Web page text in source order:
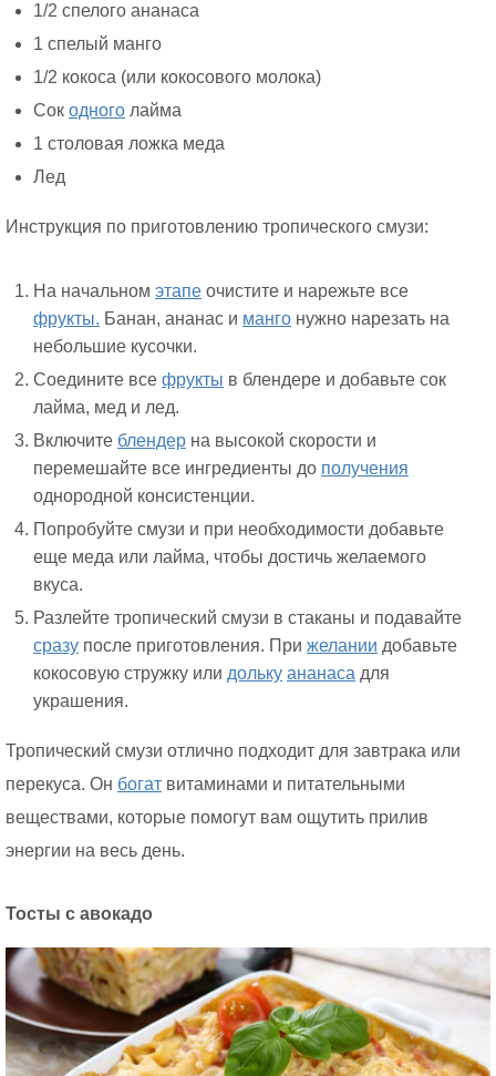
1/2 спелого ананаса
1 спелый манго
1/2 кокоса (или кокосового молока)
Сок одного лайма
1 столовая ложка меда
Лед
Инструкция по приготовлению тропического смузи:
На начальном этапе очистите и нарежьте все
фрукты. Банан, ананас и манго нужно нарезать на
небольшие кусочки.
Соедините все фрукты в блендере и добавьте сок
лайма, мед и лед.
Включите блендер на высокой скорости и
перемешайте все ингредиенты до получения
однородной консистенции.
Попробуйте смузи и при необходимости добавьте
еще меда или лайма, чтобы достичь желаемого
вкуса.
Разлейте тропический смузи в стаканы и подавайте
сразу после приготовления. При желании добавьте
кокосовую стружку или дольку ананаса для
украшения.
Тропический смузи отлично подходит для завтрака или
перекуса. Он богат витаминами и питательными
веществами, которые помогут вам ощутить прилив
энергии на весь день.
Тосты с авокадо